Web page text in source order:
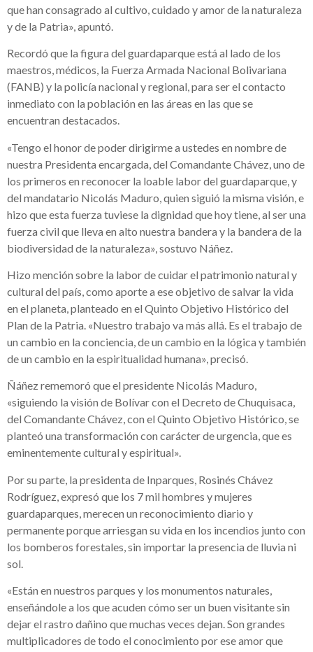
que han consagrado al cultivo, cuidado y amor de la naturaleza
y de la Patria», apuntó.
Recordó que la figura del guardaparque está al lado de los
maestros, médicos, la Fuerza Armada Nacional Bolivariana
(FANB) y la policía nacional y regional, para ser el contacto
inmediato con la población en las áreas en las que se
encuentran destacados.
«Tengo el honor de poder dirigirme a ustedes en nombre de
nuestra Presidenta encargada, del Comandante Chávez, uno de
los primeros en reconocer la loable labor del guardaparque, y
del mandatario Nicolás Maduro, quien siguió la misma visión, e
hizo que esta fuerza tuviese la dignidad que hoy tiene, al ser una
fuerza civil que lleva en alto nuestra bandera y la bandera de la
biodiversidad de la naturaleza», sostuvo Náñez.
Hizo mención sobre la labor de cuidar el patrimonio natural y
cultural del país, como aporte a ese objetivo de salvar la vida
en el planeta, planteado en el Quinto Objetivo Histórico del
Plan de la Patria. «Nuestro trabajo va más allá. Es el trabajo de
un cambio en la conciencia, de un cambio en la lógica y también
de un cambio en la espiritualidad humana», precisó.
Ñáñez rememoró que el presidente Nicolás Maduro,
«siguiendo la visión de Bolívar con el Decreto de Chuquisaca,
del Comandante Chávez, con el Quinto Objetivo Histórico, se
planteó una transformación con carácter de urgencia, que es
eminentemente cultural y espiritual».
Por su parte, la presidenta de Inparques, Rosinés Chávez
Rodríguez, expresó que los 7 mil hombres y mujeres
guardaparques, merecen un reconocimiento diario y
permanente porque arriesgan su vida en los incendios junto con
los bomberos forestales, sin importar la presencia de lluvia ni
sol.
«Están en nuestros parques y los monumentos naturales,
enseñándole a los que acuden cómo ser un buen visitante sin
dejar el rastro dañino que muchas veces dejan. Son grandes
multiplicadores de todo el conocimiento por ese amor que